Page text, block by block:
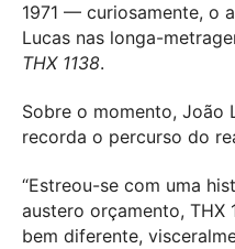
1971 — curiosamente, o
Lucas nas longa-
THX 1138.
Sobre o momento, João
recorda o percurso do
“Estreou-se com uma
austero orçamento, THX
bem diferente,